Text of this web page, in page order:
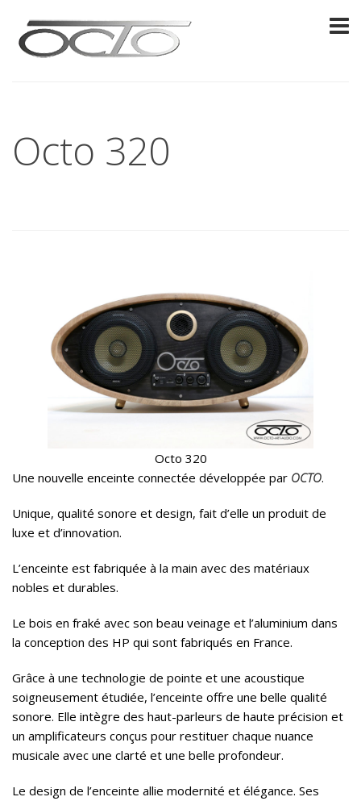
Octo 320
Octo 320
Une nouvelle enceinte connectée développée par OCTO.
Unique, qualité sonore et design, fait d’elle un produit de
luxe et d’innovation.
L’enceinte est fabriquée à la main avec des matériaux
nobles et durables.
Le bois en fraké avec son beau veinage et l’aluminium dans
la conception des HP qui sont fabriqués en France.
Grâce à une technologie de pointe et une acoustique
soigneusement étudiée, l’enceinte offre une belle qualité
sonore. Elle intègre des haut-parleurs de haute précision et
un amplificateurs conçus pour restituer chaque nuance
musicale avec une clarté et une belle profondeur.
Le design de l’enceinte allie modernité et élégance. Ses